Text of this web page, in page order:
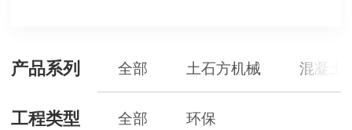
产品系列 全部 土石方机械 混凝土
工程类型 全部 环保